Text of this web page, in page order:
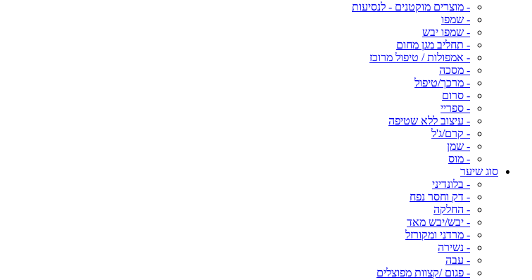
- מוצרים מוקטנים - לנסיעות
- שמפו
- שמפו יבש
- תחליב מגן מחום
- אמפולות / טיפול מרוכז
- מסכה
- מרכך/טיפול
- סרום
- ספריי
- עיצוב ללא שטיפה
- קרם/ג'ל
- שמן
- מוס
סוג שיער
- בלונדיני
- דק וחסר נפח
- החלקה
- יבש/יבש מאד
- מרדני ומקורזל
- נשירה
- עבה
- פגום /קצוות מפוצלים